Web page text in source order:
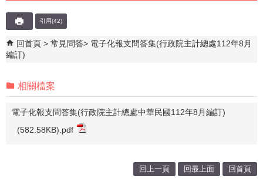
引用(42)
回首頁 常見問答
電子化報支問答集(行政院主計總處112年8月
編訂)
相關檔案
電子化報支問答集(行政院主計總處中華民國112年8月編訂)
(582.58KB) .pdf
回上一頁 回最上面 回首頁